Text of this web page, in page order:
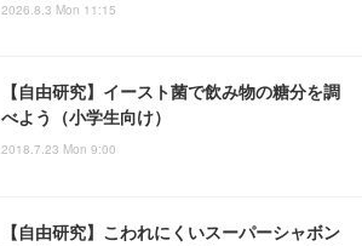
2026.8.3 Mon 11:15
【自由研究】イースト菌で飲み物の糖分を調
べよう（小学生向け）
2018.7.23 Mon 9:00
【自由研究】こわれにくいスーパーシャボン